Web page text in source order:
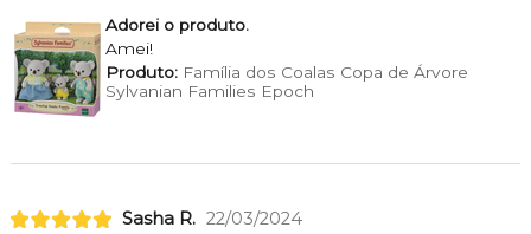
Adorei o produto.
Amei!
Produto:Família dos Coalas Copa de Árvore
Sylvanian Families Epoch
Sasha R. 22/03/2024